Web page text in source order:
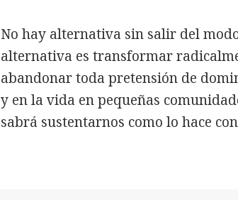
No hay alternativa sin salir del
alternativa es transformar
abandonar toda pretensión de
y en la vida en pequeñas
sabrá sustentarnos como lo hace